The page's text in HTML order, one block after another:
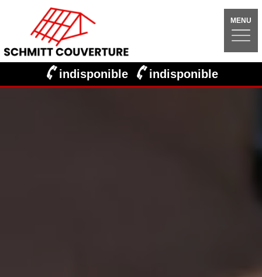
MENU
indisponible indisponible